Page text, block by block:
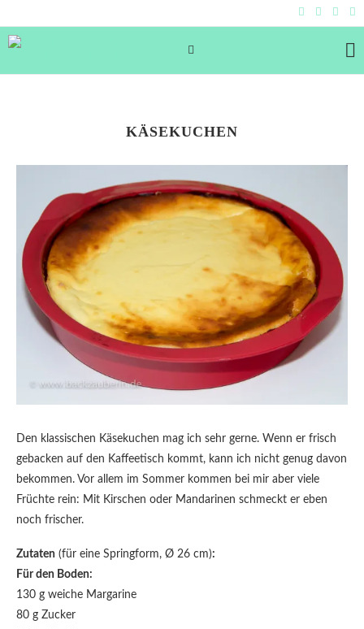
KÄSEKUCHEN
Den klassischen Käsekuchen mag ich sehr gerne. Wenn er frisch
gebacken auf den Kaffeetisch kommt, kann ich nicht genug davon
bekommen. Vor allem im Sommer kommen bei mir aber viele
Früchte rein: Mit Kirschen oder Mandarinen schmeckt er eben
noch frischer.
Zutaten (für eine Springform, Ø 26 cm):
Für den Boden:
130 g weiche Margarine
80 g Zucker